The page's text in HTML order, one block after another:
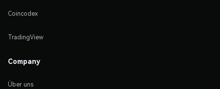
Coincodex
TradingView
Company
Über uns